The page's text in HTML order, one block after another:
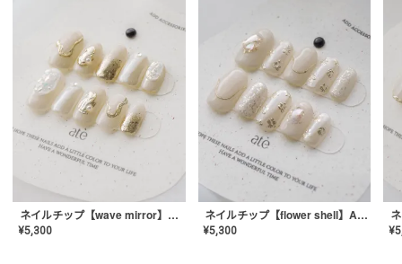
ネイルチップ【wave mirror】AE-CONA-04
¥5,300
ネイルチップ【flower shell】AE-CONA-03
¥5,300 ¥